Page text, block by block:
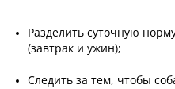
Разделить суточную
(завтрак и ужин);
Следить за тем, чтобы